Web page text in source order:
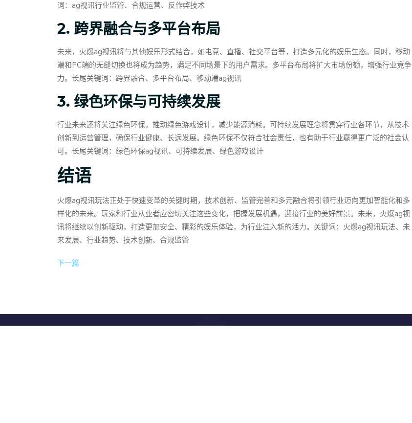
词：ag视讯行业监管、合规运营、反作弊技术
2. 跨界融合与多平台布局
未来，火爆ag视讯将与其他娱乐形式结合，如电竞、直播、社交平台等，打造多元化的娱乐生态。同时，移动
端和PC端的无缝切换也将成为趋势，满足不同场景下的用户需求。多平台布局将扩大市场份额，增强行业竞争
力。长尾关键词：跨界融合、多平台布局、移动端ag视讯
3. 绿色环保与可持续发展
行业未来还将关注绿色环保，推动绿色游戏设计，减少能源消耗。可持续发展理念将贯穿行业各环节，从技术
创新到运营管理，确保行业健康、长远发展。绿色环保不仅符合社会责任，也有助于行业赢得更广泛的社会认
可。长尾关键词：绿色环保ag视讯、可持续发展、绿色游戏设计
结语
火爆ag视讯玩法正处于快速变革的关键时期，技术创新、监管完善和多元融合将引领行业迈向更加智能化和多
样化的未来。玩家和行业从业者应密切关注这些变化，把握发展机遇，迎接行业的美好前景。未来，火爆ag视
讯将继续以创新驱动，打造更加安全、精彩的娱乐体验，为行业注入新的活力。关键词：火爆ag视讯玩法、未
来发展、行业趋势、技术创新、合规监管
下一篇